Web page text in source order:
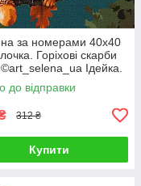
за номерами 40х40
Горіхові скарби
©art_selena_ua Ідейка.
до відправки
312 ₴
Купити